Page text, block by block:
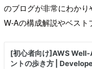
のブログが非常にわかり
W-Aの構成解説やベスト